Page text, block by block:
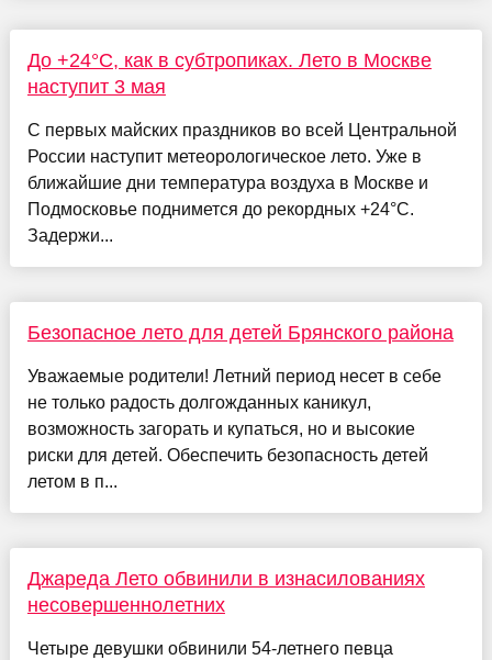
До +24°С, как в субтропиках. Лето в Москве
наступит 3 мая
С первых майских праздников во всей Центральной
России наступит метеорологическое лето. Уже в
ближайшие дни температура воздуха в Москве и
Подмосковье поднимется до рекордных +24°С.
Задержи...
Безопасное лето для детей Брянского района
Уважаемые родители! Летний период несет в себе
не только радость долгожданных каникул,
возможность загорать и купаться, но и высокие
риски для детей. Обеспечить безопасность детей
летом в п...
Джареда Лето обвинили в изнасилованиях
несовершеннолетних
Четыре девушки обвинили 54-летнего певца